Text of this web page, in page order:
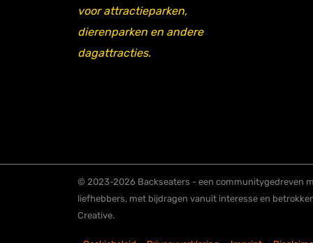
voor attractieparken,
dierenparken en andere
dagattracties.
© 2023-2026 Backseaters - een communitygedreven
liefhebbers, met bijdragen vanuit interesse en
Creative.